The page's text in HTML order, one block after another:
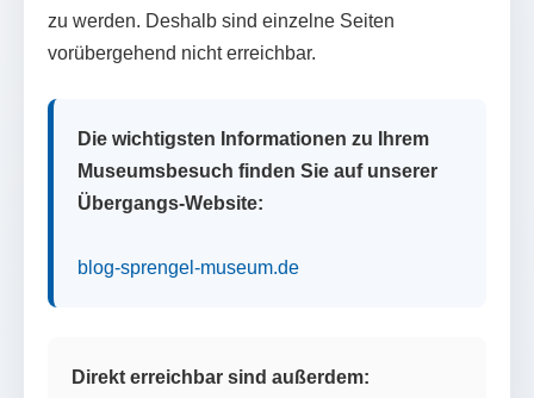
zu werden. Deshalb sind einzelne Seiten
vorübergehend nicht erreichbar.
Die wichtigsten Informationen zu Ihrem
Museumsbesuch finden Sie auf unserer
Übergangs-Website:
blog-sprengel-museum.de
Direkt erreichbar sind außerdem: